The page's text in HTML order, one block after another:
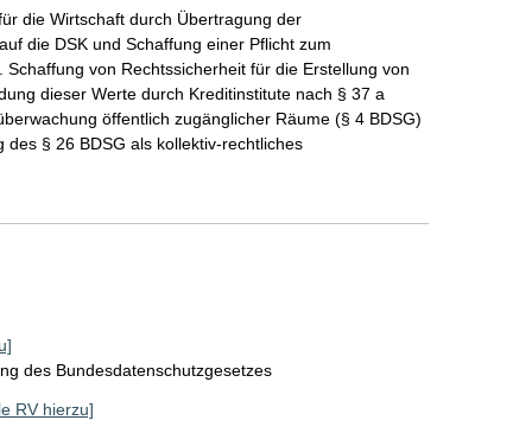
die Wirtschaft durch Übertragung der
die DSK und Schaffung einer Pflicht zum
von Rechtssicherheit für die Erstellung von
dieser Werte durch Kreditinstitute nach § 37 a
öffentlich zugänglicher Räume (§ 4 BDSG)
§ 26 BDSG als kollektiv-rechtliches
des Bundesdatenschutzgesetzes
RV hierzu]